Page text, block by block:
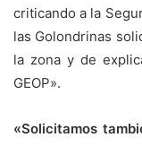
criticando a la
las Golondrinas
la zona y de
GEOP».
«Solicitamos